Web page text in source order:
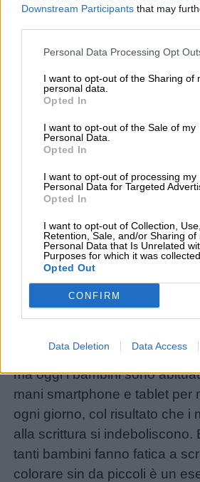
Downstream Participants that may
Personal Data Processing Opt
I want to opt-out of the Sharing of
personal data.
Opted In
I want to opt-out of the Sale of my
Personal Data.
Opted In
I want to opt-out of processing my
Personal Data for Targeted
Opted In
I want to opt-out of Collection, Use,
Retention, Sale, and/or Sharing of
Personal Data that Is Unrelated
Purposes for which it was collected.
Opted Out
CONFIRM
Data Deletion Data Access
Colorare, inoltre, è un’attività
benefici: attraverso questa
potranno allenare la
impugnare correttamente lo
esercitare il tratto. Sembra
ma oggi i bambini sono
mani smartphone e tablet per
ogni giorno, col risultato che i
alla scrittura si indeboliscono.
tanti bambini fanno fatica a
colorare sin da piccoli è un